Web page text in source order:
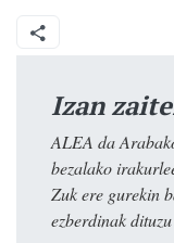
Izan
ALEA da
bezalako
Zuk ere gurekin
ezberdinak